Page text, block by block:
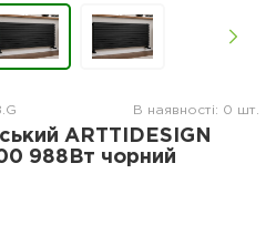
В наявності: 0 шт.
ARTTIDESIGN
988Вт чорний